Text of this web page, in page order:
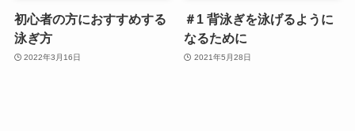
初心者の方におすすめする
泳ぎ方
2022年3月16日
＃1 背泳ぎを泳げるように
なるために
2021年5月28日